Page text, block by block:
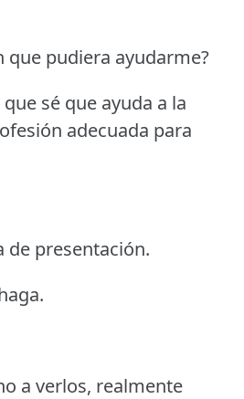
que pudiera ayudarme?
sé que ayuda a la
adecuada para
de presentación.
a verlos, realmente